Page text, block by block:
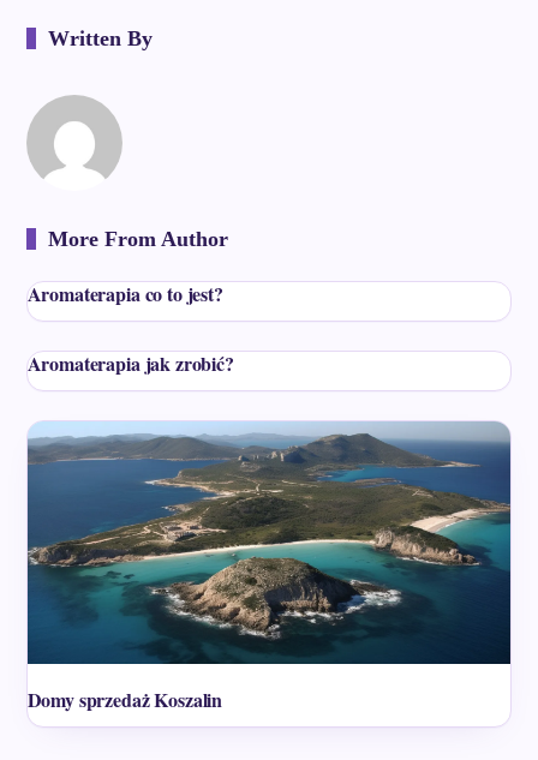
Written By
More From Author
Aromaterapia co to jest?
Aromaterapia jak zrobić?
Domy sprzedaż Koszalin